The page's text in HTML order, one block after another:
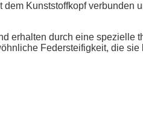
Kunststoffkopf
erhalten durch eine spezielle
Federsteifigkeit, die